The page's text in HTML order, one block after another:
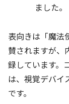
ました。
表向きは「魔法
賛されますが、
録しています。
は、視覚デバイ
です。